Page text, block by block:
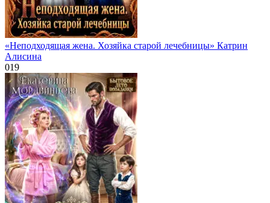
«Неподходящая жена. Хозяйка старой лечебницы» Катрин
Алисина
019